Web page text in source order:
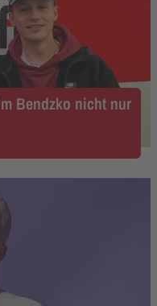
Bendzko nicht nur